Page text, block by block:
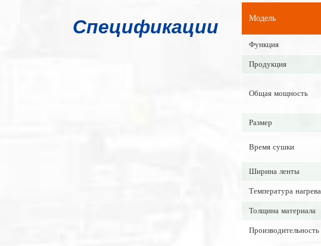
Спецификации Модель
Функция
Продукция
Общая мощность
Размер
Время сушки
Ширина ленты
Температура нагрева
Толщина материала
Производительность